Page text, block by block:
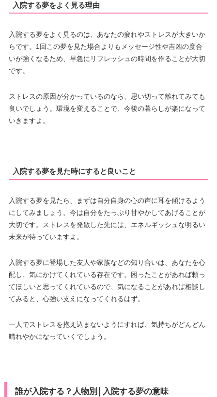
入院する夢をよく見る理由
入院する夢をよく見るのは、あなたの疲れやストレスが大きいか
らです。1回この夢を見た場合よりもメッセージ性や吉凶の度合
いが強くなるため、早急にリフレッシュの時間を作ることが大切
です。
ストレスの原因が分かっているのなら、思い切って離れてみても
良いでしょう。環境を変えることで、今後の暮らしが楽になって
いきますよ。
入院する夢を見た時にすると良いこと
入院する夢を見たら、まずは自分自身の心の声に耳を傾けるよう
にしてみましょう。今は自分をたっぷり甘やかしてあげることが
大切です。ストレスを発散した先には、エネルギッシュな明るい
未来が待っていますよ。
入院する夢に登場した友人や家族などの知り合いは、あなたを心
配し、気にかけてくれている存在です。困ったことがあれば頼っ
てほしいと思ってくれているので、気になることがあれば相談し
てみると、心強い支えになってくれるはず。
一人でストレスを抱え込まないようにすれば、気持ちがどんどん
晴れやかになっていくでしょう。
誰が入院する？人物別│入院する夢の意味